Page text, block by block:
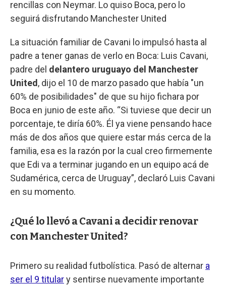
rencillas con Neymar. Lo quiso Boca, pero lo
seguirá disfrutando Manchester United
La situación familiar de Cavani lo impulsó hasta al
padre a tener ganas de verlo en Boca: Luis Cavani,
padre del delantero uruguayo del Manchester
United , dijo el 10 de marzo pasado que había "un
60% de posibilidades" de que su hijo fichara por
Boca en junio de este año. “Si tuviese que decir un
porcentaje, te diría 60%. Él ya viene pensando hace
más de dos años que quiere estar más cerca de la
familia, esa es la razón por la cual creo firmemente
que Edi va a terminar jugando en un equipo acá de
Sudamérica, cerca de Uruguay”, declaró Luis Cavani
en su momento.
¿Qué lo llevó a Cavani a decidir renovar
con Manchester United?
Primero su realidad futbolística. Pasó de alternar a
ser el 9 titulary sentirse nuevamente importante